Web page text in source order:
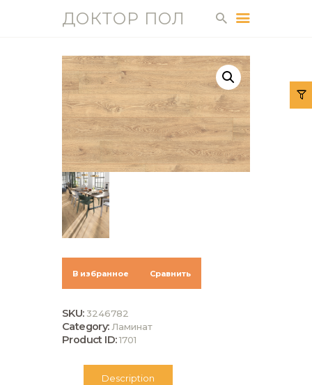
ДОКТОР ПОЛ
ГЛАВНАЯ
КАТАЛОГ
УСЛУГИ
О НАС
ДОСТАВКА И
ОПЛАТА
КОНТАКТЫ
ГАЛЕРЕЯ
В избранное Сравнить
SKU: 3246782
Category:Ламинат
Product ID:1701
Description